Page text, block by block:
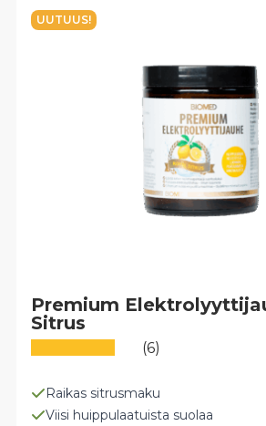
Voit
tehdä
Raikas sitrusmaku
Viisi huippulaatuista suolaa
UUTUUS!
Premium
Sitrus
(6)